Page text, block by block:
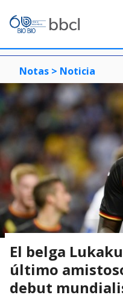
Notas > Noticia
El belga
último
debut